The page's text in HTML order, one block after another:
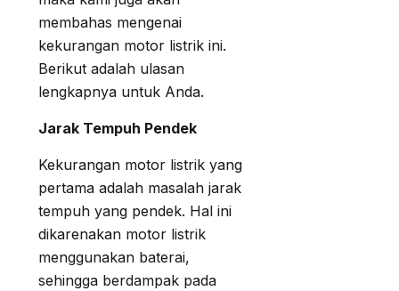
membahas mengenai
kekurangan motor listrik ini.
Berikut adalah ulasan
lengkapnya untuk Anda.
Jarak Tempuh Pendek
Kekurangan motor listrik yang
pertama adalah masalah jarak
tempuh yang pendek. Hal ini
dikarenakan motor listrik
menggunakan baterai,
sehingga berdampak pada